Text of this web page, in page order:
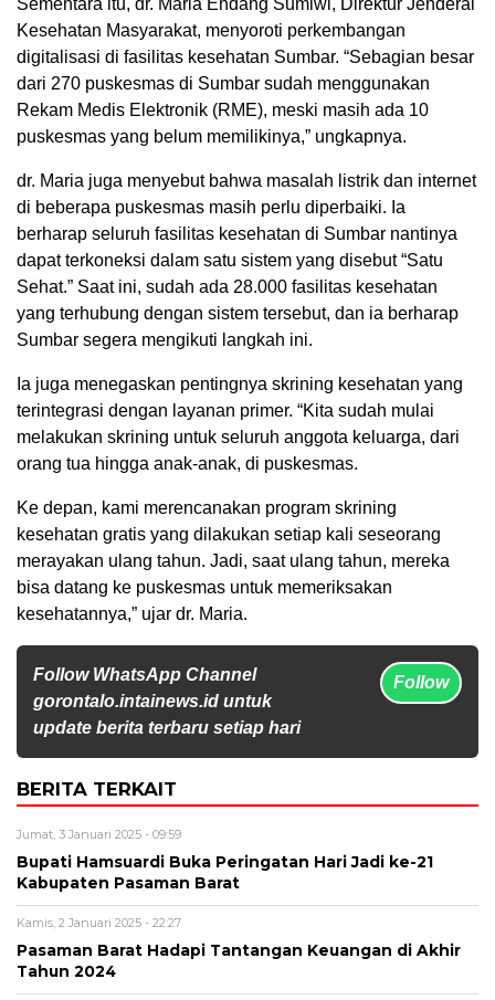
Kesehatan Masyarakat, menyoroti perkembangan
digitalisasi di fasilitas kesehatan Sumbar. “Sebagian besar
dari 270 puskesmas di Sumbar sudah menggunakan
Rekam Medis Elektronik (RME), meski masih ada 10
puskesmas yang belum memilikinya,” ungkapnya.
dr. Maria juga menyebut bahwa masalah listrik dan internet
di beberapa puskesmas masih perlu diperbaiki. Ia
berharap seluruh fasilitas kesehatan di Sumbar nantinya
dapat terkoneksi dalam satu sistem yang disebut “Satu
Sehat.” Saat ini, sudah ada 28.000 fasilitas kesehatan
yang terhubung dengan sistem tersebut, dan ia berharap
Sumbar segera mengikuti langkah ini.
Ia juga menegaskan pentingnya skrining kesehatan yang
terintegrasi dengan layanan primer. “Kita sudah mulai
melakukan skrining untuk seluruh anggota keluarga, dari
orang tua hingga anak-anak, di puskesmas.
Ke depan, kami merencanakan program skrining
kesehatan gratis yang dilakukan setiap kali seseorang
merayakan ulang tahun. Jadi, saat ulang tahun, mereka
bisa datang ke puskesmas untuk memeriksakan
kesehatannya,” ujar dr. Maria.
Follow WhatsApp Channel
gorontalo.intainews.id untuk
update berita terbaru setiap hari
Follow
BERITA TERKAIT
Jumat, 3 Januari 2025 - 09:59
Bupati Hamsuardi Buka Peringatan Hari Jadi ke-21
Kabupaten Pasaman Barat
Kamis, 2 Januari 2025 - 22:27
Pasaman Barat Hadapi Tantangan Keuangan di Akhir
Tahun 2024